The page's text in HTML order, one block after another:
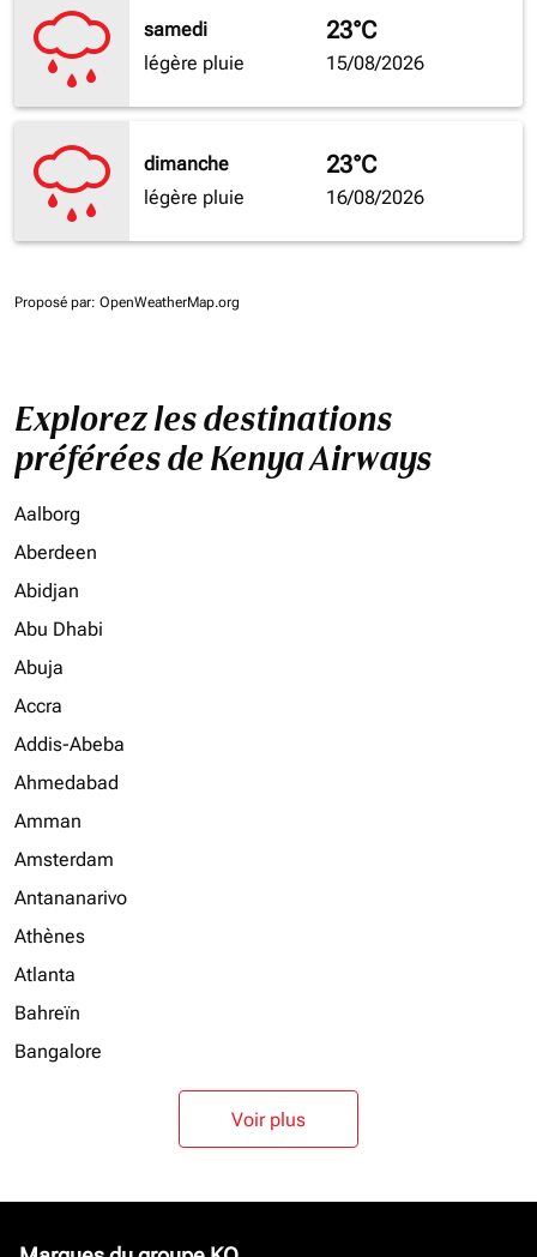
samedi
légère pluie
23°C
15/08/2026
dimanche
légère pluie
23°C
16/08/2026
Proposé par: OpenWeatherMap.org
Explorez les destinations
préférées de Kenya Airways
Aalborg
Aberdeen
Abidjan
Abu Dhabi
Abuja
Accra
Addis-Abeba
Ahmedabad
Amman
Amsterdam
Antananarivo
Athènes
Atlanta
Bahreïn
Bangalore
Voir plus